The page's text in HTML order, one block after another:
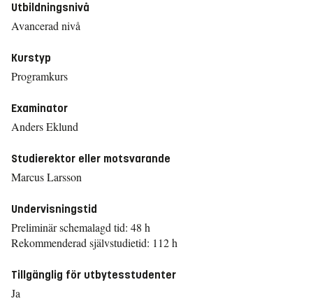
Utbildningsnivå
Avancerad nivå
Kurstyp
Programkurs
Examinator
Anders Eklund
Studierektor eller motsvarande
Marcus Larsson
Undervisningstid
Preliminär schemalagd tid: 48 h
Rekommenderad självstudietid: 112 h
Tillgänglig för utbytesstudenter
Ja